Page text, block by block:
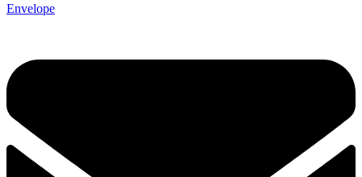
Envelope